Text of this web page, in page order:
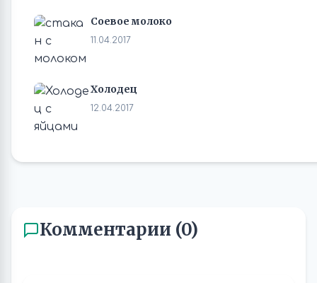
Соевое молоко
11.04.2017
Холодец
12.04.2017
Комментарии (0)